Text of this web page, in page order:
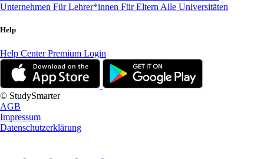
Unternehmen Für Lehrer*innen Für Eltern Alle Universitäten
Help
Help CenterPremium Login
© StudySmarter
AGB
Impressum
Datenschutzerklärung